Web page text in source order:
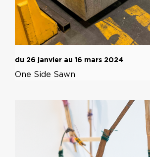
du 26 janvier au 16 mars 2024
One Side Sawn